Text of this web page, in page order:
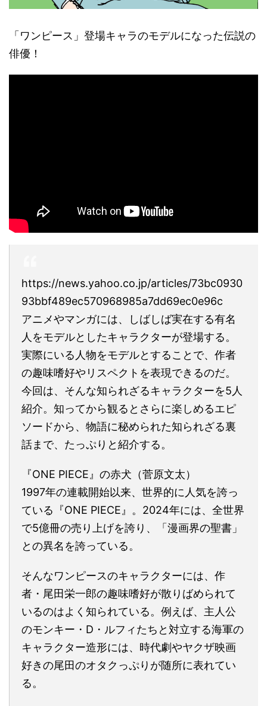
「ワンピース」登場キャラのモデルになった伝説の
俳優！
https://news.yahoo.co.jp/articles/73bc0930
93bbf489ec570968985a7dd69ec0e96c
アニメやマンガには、しばしば実在する有名
人をモデルとしたキャラクターが登場する。
実際にいる人物をモデルとすることで、作者
の趣味嗜好やリスペクトを表現できるのだ。
今回は、そんな知られざるキャラクターを5人
紹介。知ってから観るとさらに楽しめるエピ
ソードから、物語に秘められた知られざる裏
話まで、たっぷりと紹介する。
『ONE PIECE』の赤犬（菅原文太）
1997年の連載開始以来、世界的に人気を誇っ
ている『ONE PIECE』。2024年には、全世界
で5億冊の売り上げを誇り、「漫画界の聖書」
との異名を誇っている。
そんなワンピースのキャラクターには、作
者・尾田栄一郎の趣味嗜好が散りばめられて
いるのはよく知られている。例えば、主人公
のモンキー・D・ルフィたちと対立する海軍の
キャラクター造形には、時代劇やヤクザ映画
好きの尾田のオタクっぷりが随所に表れてい
る。